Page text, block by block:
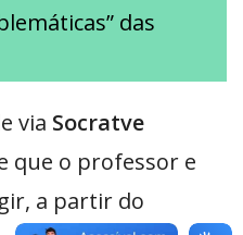
das
via Socratve
que o professor e
a partir do